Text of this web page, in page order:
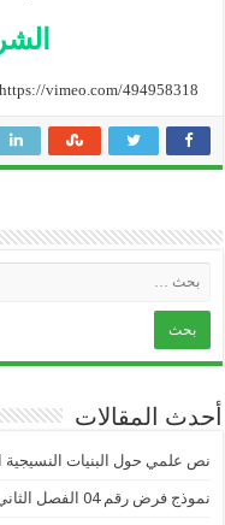
https://vimeo.com/494958318
أحدث المقالات
نص علمي حول البنيات النسيجية
نموذج فرض رقم 04 الفصل الثاني الاشنات البحرية في مادة العلوم 1 ج م ع ت